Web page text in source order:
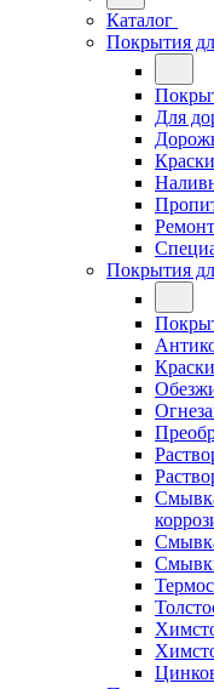
Каталог
Покрытия
Для
Покрытия